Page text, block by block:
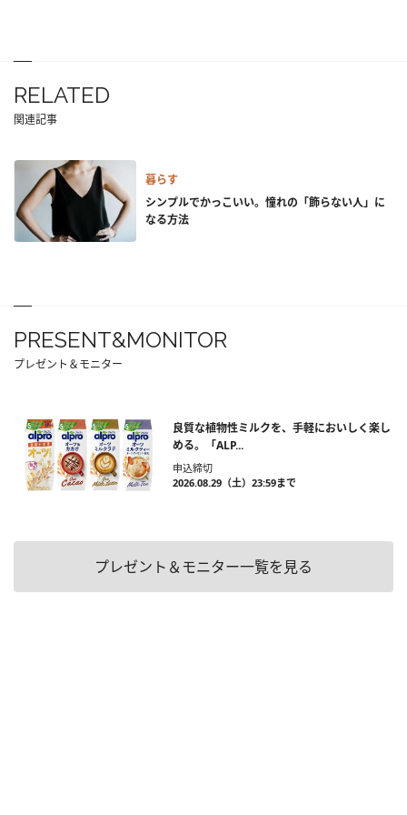
RELATED
関連記事
暮らす
シンプルでかっこいい。憧れの「飾らない人」に
なる方法
PRESENT&MONITOR
プレゼント＆モニター
良質な植物性ミルクを、手軽においしく楽し
める。「ALP...
申込締切
2026.08.29（土）23:59まで
プレゼント＆モニター一覧を見る